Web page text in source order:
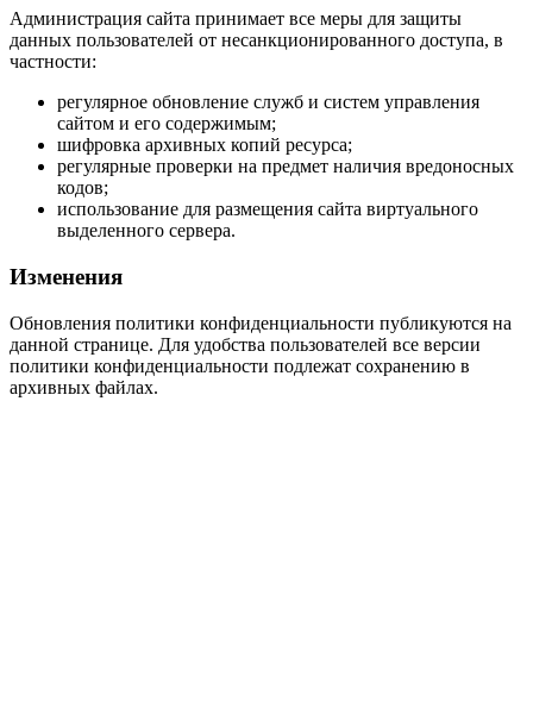
Администрация сайта принимает все меры для защиты
данных пользователей от несанкционированного доступа, в
частности:
регулярное обновление служб и систем управления
сайтом и его содержимым;
шифровка архивных копий ресурса;
регулярные проверки на предмет наличия вредоносных
кодов;
использование для размещения сайта виртуального
выделенного сервера.
Изменения
Обновления политики конфиденциальности публикуются на
данной странице. Для удобства пользователей все версии
политики конфиденциальности подлежат сохранению в
архивных файлах.